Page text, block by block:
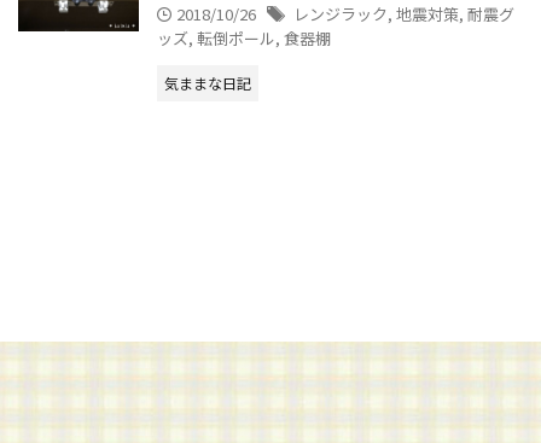
2018/10/26 レンジラック, 地震対策, 耐震グ
ッズ, 転倒ポール, 食器棚
気ままな日記